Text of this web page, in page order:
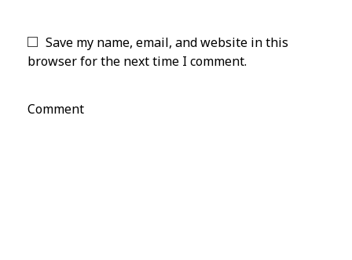
Save my name, email, and website in this
browser for the next time I comment.
Comment